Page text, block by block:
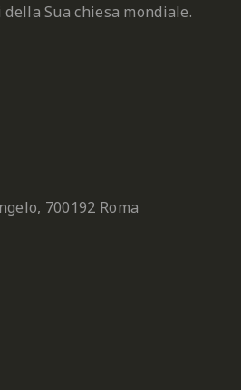
Sua chiesa mondiale.
700192 Roma